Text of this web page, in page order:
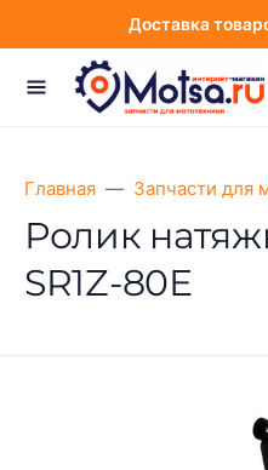
Доставка
Главная Запчасти для
Ролик
SR1Z-80Е